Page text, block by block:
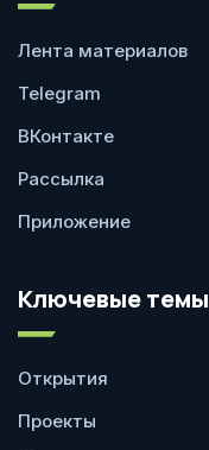
Лента материалов
Telegram
ВКонтакте
Рассылка
Приложение
Ключевые темы
Открытия
Проекты